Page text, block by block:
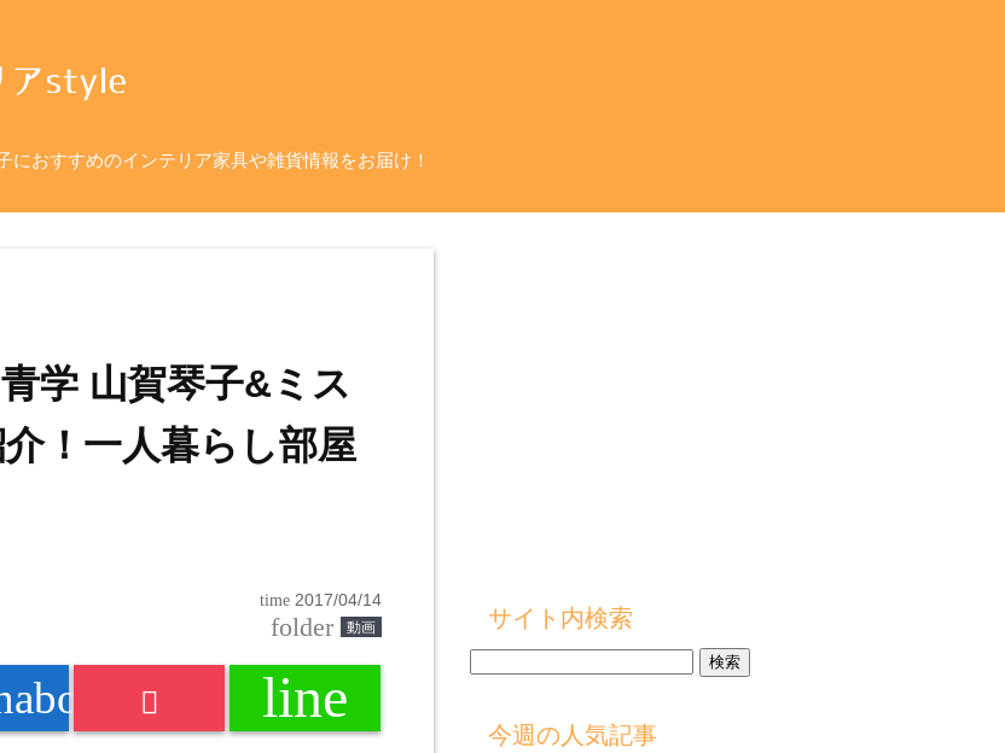
おすすめのインテリア家具や雑貨情報をお届け！
学 山賀琴子&ミス
！一人暮らし部屋
time 2017/04/14
folder 動画
line
サイト内検索
今週の人気記事